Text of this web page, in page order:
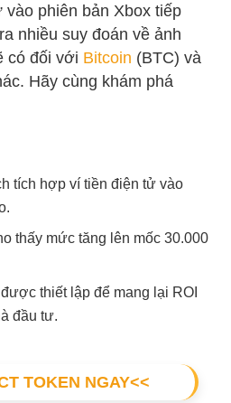
phiên bản Xbox tiếp
nhiều suy đoán về ảnh
có đối với Bitcoin (BTC) và
Hãy cùng khám phá
tích hợp ví tiền điện tử vào
thấy mức tăng lên mốc 30.000
thiết lập để mang lại ROI
đầu tư.
TOKEN NGAY<<